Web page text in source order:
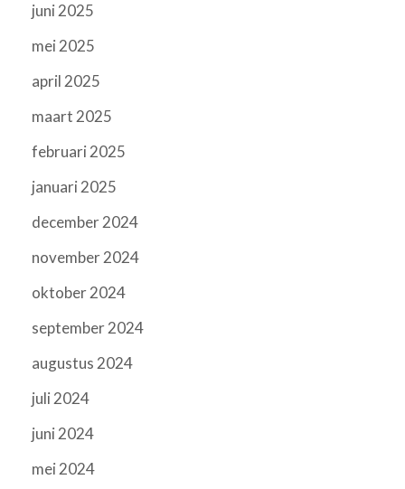
juni 2025
mei 2025
april 2025
maart 2025
februari 2025
januari 2025
december 2024
november 2024
oktober 2024
september 2024
augustus 2024
juli 2024
juni 2024
mei 2024